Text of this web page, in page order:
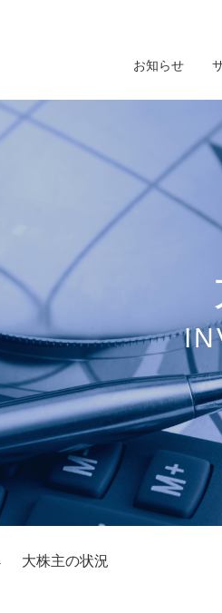
お知らせ
ム
売
）
）
いてTOP
り組み
大株主の状況